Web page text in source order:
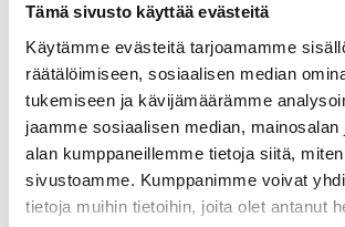
Tämä sivusto käyttää evästeitä
Käytämme evästeitä tarjoamamme
räätälöimiseen, sosiaalisen median
tukemiseen ja kävijämäärämme
jaamme sosiaalisen median,
alan kumppaneillemme tietoja siitä,
sivustoamme. Kumppanimme voivat
tietoja muihin tietoihin, joita olet antanut
Kehittämistoiminta
Lapset on tärkeitä -hanke
Mahdollistaja-hanke 2018-
Yhtä perhettä -hanke 2020-
Talous
Lahjoita
Merkkipäivälahjoitus
Muistolahjoitus
Testamenttilahjoitus
Kannatusjäsenyys